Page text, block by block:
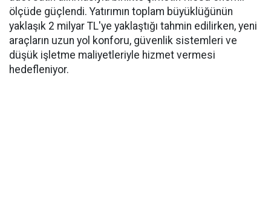
ölçüde güçlendi. Yatırımın toplam büyüklüğünün
yaklaşık 2 milyar TL'ye yaklaştığı tahmin edilirken, yeni
araçların uzun yol konforu, güvenlik sistemleri ve
düşük işletme maliyetleriyle hizmet vermesi
hedefleniyor.